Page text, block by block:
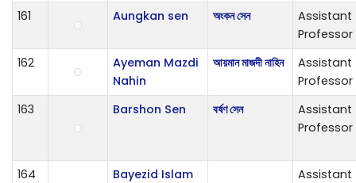
161 Aungkan sen অংকন সেন
Assistant
Professor
162
Ayeman Mazdi
Nahin
আয়মান মাজদী নাহিন
Assistant
Professor
163
Barshon Sen বর্ষণ সেন
Assistant
Professor
164 Bayezid Islam
Assistant